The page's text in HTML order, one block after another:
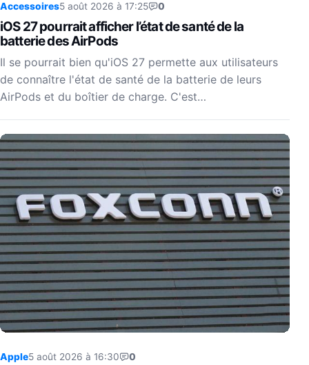
Accessoires5 août 2026 à 17:25 0
iOS 27 pourrait afficher l’état de santé de la
batterie des AirPods
Il se pourrait bien qu'iOS 27 permette aux utilisateurs
de connaître l'état de santé de la batterie de leurs
AirPods et du boîtier de charge. C'est…
Apple5 août 2026 à 16:30 0